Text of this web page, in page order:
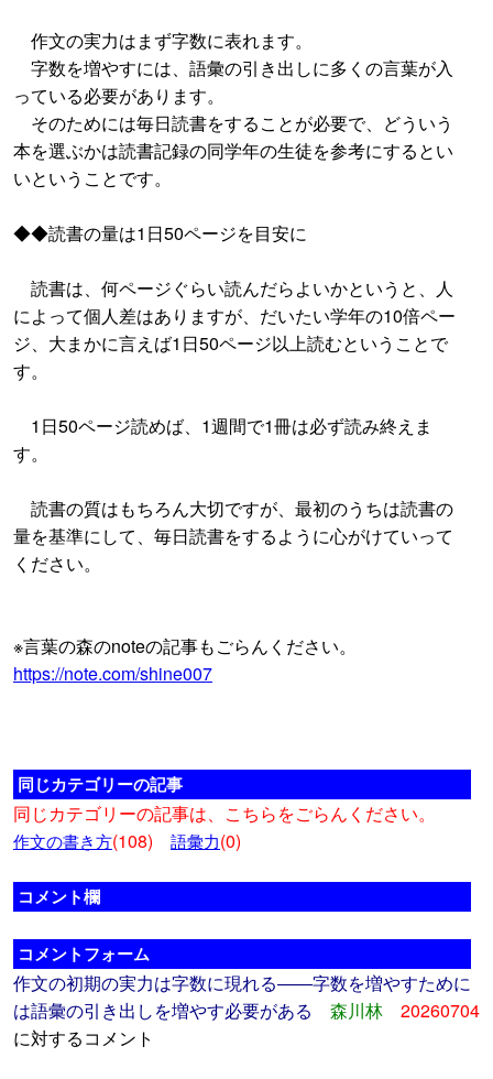
作文の実力はまず字数に表れます。
字数を増やすには、語彙の引き出しに多くの言葉が入
っている必要があります。
そのためには毎日読書をすることが必要で、どういう
本を選ぶかは読書記録の同学年の生徒を参考にするとい
いということです。
◆◆読書の量は1日50ページを目安に
読書は、何ページぐらい読んだらよいかというと、人
によって個人差はありますが、だいたい学年の10倍ペー
ジ、大まかに言えば1日50ページ以上読むということで
す。
1日50ページ読めば、1週間で1冊は必ず読み終えま
す。
読書の質はもちろん大切ですが、最初のうちは読書の
量を基準にして、毎日読書をするように心がけていって
ください。
※言葉の森のnoteの記事もごらんください。
https://note.com/shine007
同じカテゴリーの記事
同じカテゴリーの記事は、こちらをごらんください。
作文の書き方(108) 語彙力(0)
コメント欄
コメントフォーム
作文の初期の実力は字数に現れる――字数を増やすために
は語彙の引き出しを増やす必要がある
森川林
20260704
に対するコメント